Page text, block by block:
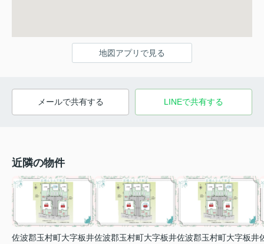
地図アプリで見る
メールで共有する LINEで共有する
近隣の物件
佐波郡玉村町大字板井佐波郡玉村町大字板井佐波郡玉村町大字板井